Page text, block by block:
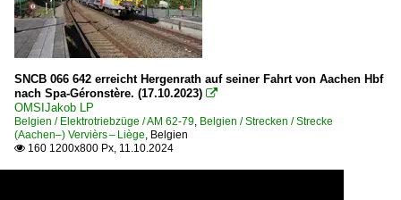
SNCB 066 642 erreicht Hergenrath auf seiner Fahrt von Aachen Hbf
nach Spa-Géronstère. (17.10.2023) 
OMSIJakob LP
Belgien / Elektrotriebzüge / AM 62-79, Belgien / Strecken / Strecke
(Aachen–) Vervièrs – Liège, Belgien
 160 1200x800 Px, 11.10.2024